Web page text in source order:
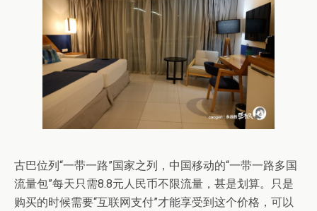
古巴位列“一带一路”国家之列，中国移动的“一带一路多国
流量包”每天只需8.8元人民币不限流量，甚是划算。只是
购买的时候需要“互联网支付”才能享受到这个价格，可以